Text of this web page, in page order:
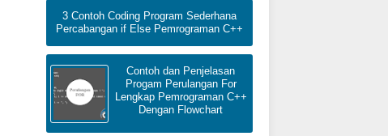
3 Contoh Coding Program Sederhana
Percabangan if Else Pemrograman C++
Contoh dan Penjelasan
Progam Perulangan For
Lengkap Pemrograman C++
Dengan Flowchart